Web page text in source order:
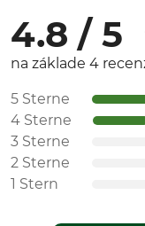
4.8 / 5
na základe 4
5 Sterne
4 Sterne
3 Sterne
2 Sterne
1 Stern